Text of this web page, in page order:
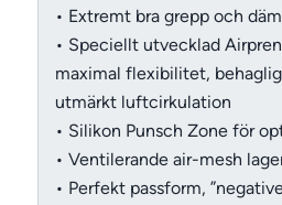
• Extremt bra grepp och
• Speciellt utvecklad
maximal flexibilitet,
utmärkt luftcirkulation
• Silikon Punsch Zone för
• Ventilerande air-mesh
• Perfekt passform,